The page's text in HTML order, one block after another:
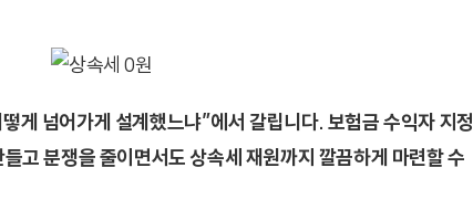
게 넘어가게 설계했느냐”에서 갈립니다. 보험금 수익자 지정
고 분쟁을 줄이면서도 상속세 재원까지 깔끔하게 마련할 수